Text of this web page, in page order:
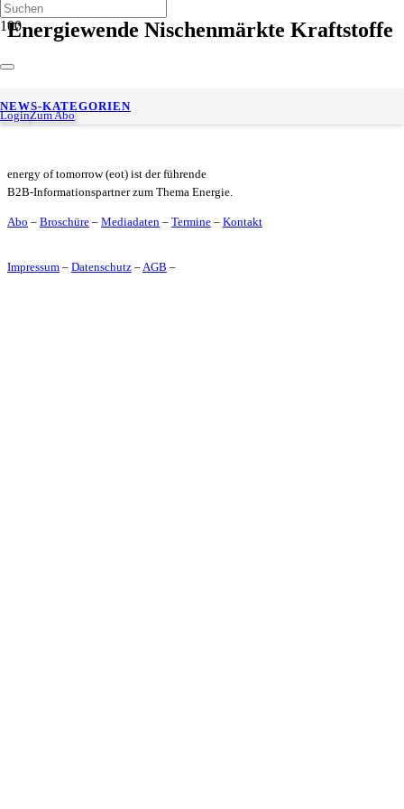
LoginZum Abo
NEWS-KATEGORIEN
Energiewende Nischenmärkte Kraftstoffe
Alternative Kraftstoffe im Faktencheck: Wo sie Mobilität
wirklich voranbringen
energy of tomorrow (eot) ist der führende
B2B-Informationspartner zum Thema Energie.
Abo – Broschüre – Mediadaten – Termine – Kontakt
Impressum – Datenschutz –AGB –